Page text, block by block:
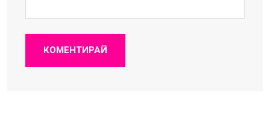
КОМЕНТИРАЙ